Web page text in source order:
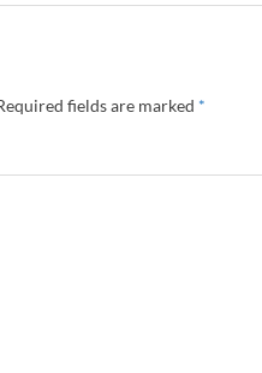
fields are marked *